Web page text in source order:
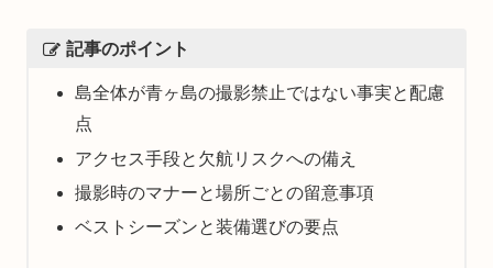
記事のポイント
島全体が青ヶ島の撮影禁止ではない事実と配慮
点
アクセス手段と欠航リスクへの備え
撮影時のマナーと場所ごとの留意事項
ベストシーズンと装備選びの要点